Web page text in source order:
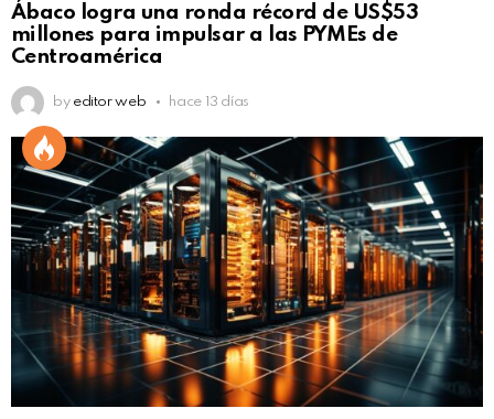
Ábaco logra una ronda récord de US$53
millones para impulsar a las PYMEs de
Centroamérica
by editor web hace 13 días